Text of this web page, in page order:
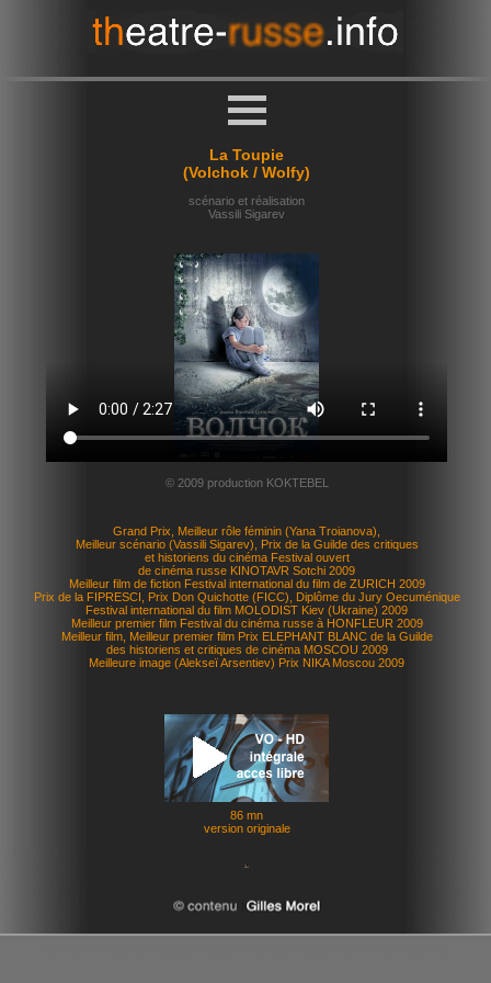
La Toupie
(Volchok / Wolfy)
scénario et réalisation
Vassili Sigarev
© 2009 production KOKTEBEL
Grand Prix, Meilleur rôle féminin (Yana Troianova),
Meilleur scénario (Vassili Sigarev), Prix de la Guilde des critiques
et historiens du cinéma Festival ouvert
de cinéma russe KINOTAVR Sotchi 2009
Meilleur film de fiction Festival international du film de ZURICH 2009
Prix de la FIPRESCI, Prix Don Quichotte (FICC), Diplôme du Jury Oecuménique
Festival international du film MOLODIST Kiev (Ukraine) 2009
Meilleur premier film Festival du cinéma russe à HONFLEUR 2009
Meilleur film, Meilleur premier film Prix ELEPHANT BLANC de la Guilde
des historiens et critiques de cinéma MOSCOU 2009
Meilleure image (Alekseï Arsentiev) Prix NIKA Moscou 2009
86 mn
version originale